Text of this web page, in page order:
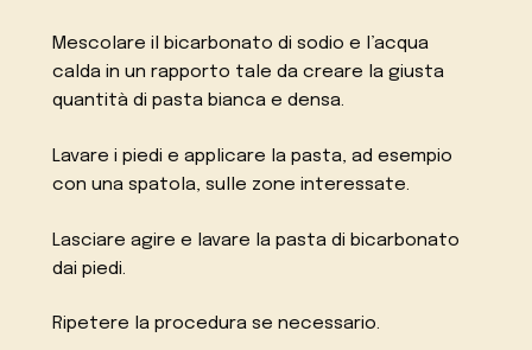
Mescolare il bicarbonato di sodio e l’acqua
calda in un rapporto tale da creare la giusta
quantità di pasta bianca e densa.
Lavare i piedi e applicare la pasta, ad esempio
con una spatola, sulle zone interessate.
Lasciare agire e lavare la pasta di bicarbonato
dai piedi.
Ripetere la procedura se necessario.